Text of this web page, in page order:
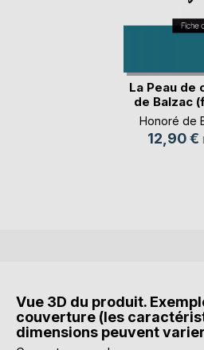
La Peau de
de Balzac
Honoré de
12,90 €
Vue 3D du produit.
couverture (les
dimensions peuvent